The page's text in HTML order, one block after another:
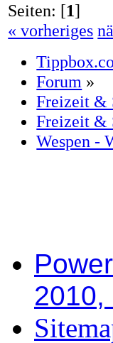
Seiten: [1]
« vorheriges
Forum »
Freizeit &
Freizeit &
Wespen -
2010,